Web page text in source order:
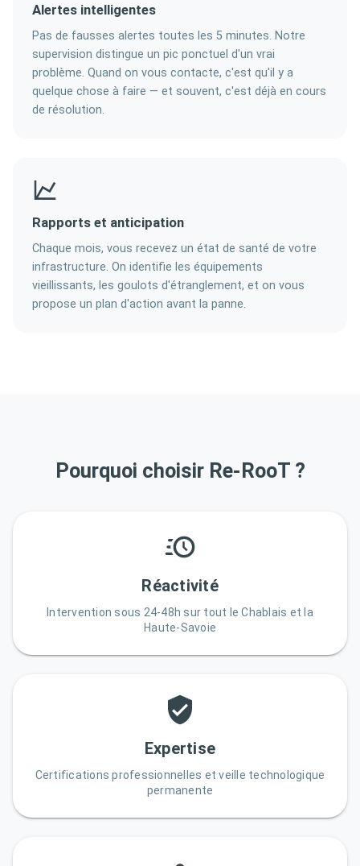
Alertes intelligentes
Pas de fausses alertes toutes les 5 minutes. Notre
supervision distingue un pic ponctuel d'un vrai
problème. Quand on vous contacte, c'est qu'il y a
quelque chose à faire — et souvent, c'est déjà en cours
de résolution.
Rapports et anticipation
Chaque mois, vous recevez un état de santé de votre
infrastructure. On identifie les équipements
vieillissants, les goulots d'étranglement, et on vous
propose un plan d'action avant la panne.
Pourquoi choisir Re-RooT ?
Réactivité
Intervention sous 24-48h sur tout le Chablais et la
Haute-Savoie
Expertise
Certifications professionnelles et veille technologique
permanente